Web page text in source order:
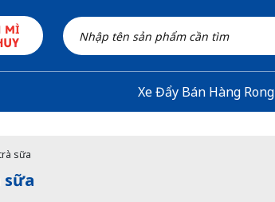
Xe Đẩy Bán Hàng Rong
sữa
sữa